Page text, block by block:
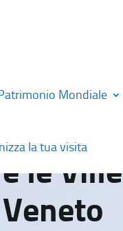
Mondiale
la tua visita
le Ville